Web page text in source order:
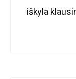
iškyla